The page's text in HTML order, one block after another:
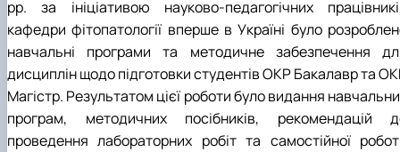
Студентський науковий гурток
«ФІТОПАТОЛОГІЯ»
рр. за ініціативою науково-педагогічних
кафедри фітопатології вперше в Україні було
навчальні програми та методичне забезпечення
дисциплін щодо підготовки студентів ОКР Бакалавр та
Магістр. Результатом цієї роботи було видання
програм, методичних посібників, рекомендацій
проведення лабораторних робіт та самостійної